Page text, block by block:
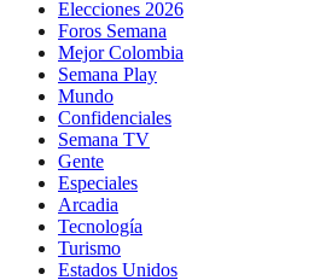
Elecciones 2026
Foros Semana
Mejor Colombia
Semana Play
Mundo
Confidenciales
Semana TV
Gente
Especiales
Arcadia
Tecnología
Turismo
Estados Unidos